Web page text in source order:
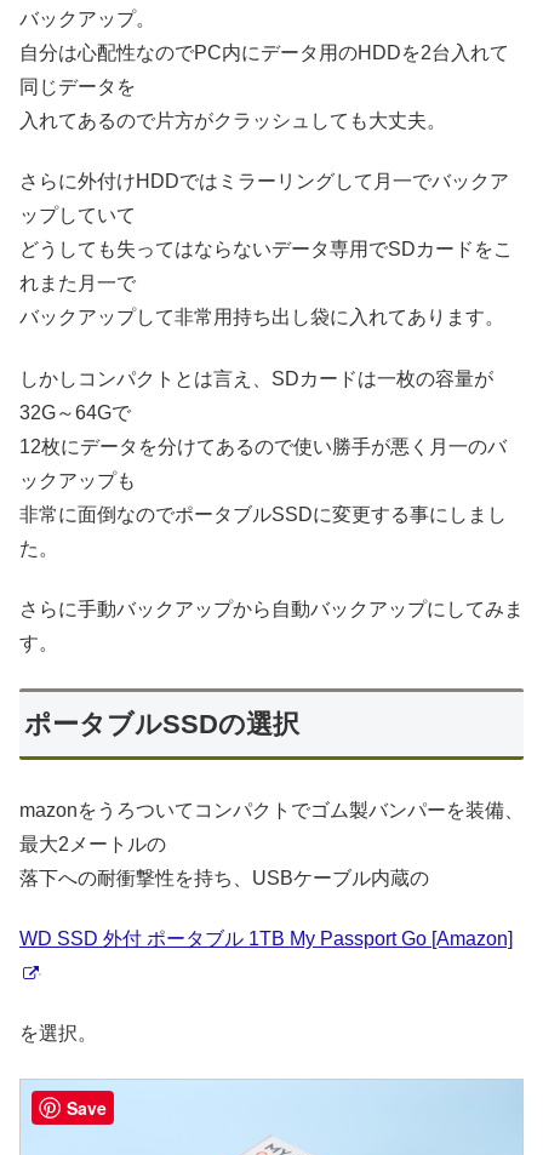
バックアップ。
自分は心配性なのでPC内にデータ用のHDDを2台入れて
同じデータを
入れてあるので片方がクラッシュしても大丈夫。
さらに外付けHDDではミラーリングして月一でバックア
ップしていて
どうしても失ってはならないデータ専用でSDカードをこ
れまた月一で
バックアップして非常用持ち出し袋に入れてあります。
しかしコンパクトとは言え、SDカードは一枚の容量が
32G～64Gで
12枚にデータを分けてあるので使い勝手が悪く月一のバ
ックアップも
非常に面倒なのでポータブルSSDに変更する事にしまし
た。
さらに手動バックアップから自動バックアップにしてみま
す。
ポータブルSSDの選択
mazonをうろついてコンパクトでゴム製バンパーを装備、
最大2メートルの
落下への耐衝撃性を持ち、USBケーブル内蔵の
WD SSD 外付 ポータブル 1TB My Passport Go [Amazon]
を選択。
Save